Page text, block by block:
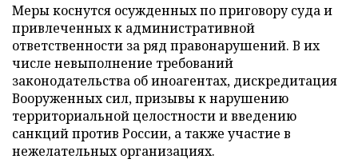
Меры коснутся осужденных по приговору суда и
привлеченных к административной
ответственности за ряд правонарушений. В их
числе невыполнение требований
законодательства об иноагентах, дискредитация
Вооруженных сил, призывы к нарушению
территориальной целостности и введению
санкций против России, а также участие в
нежелательных организациях.